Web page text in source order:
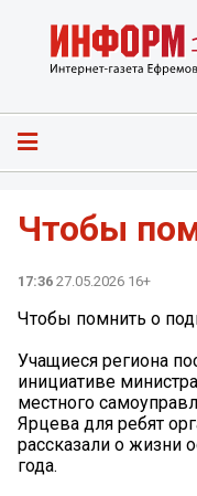
Чтобы
17:36 27.05.2026 16+
Чтобы помнить о
Учащиеся региона
инициативе
местного
Ярцева для ребят
рассказали о жизни
года.